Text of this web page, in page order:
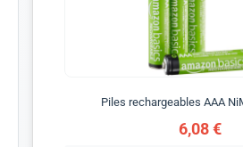
Piles rechargeables AAA
6,08 €